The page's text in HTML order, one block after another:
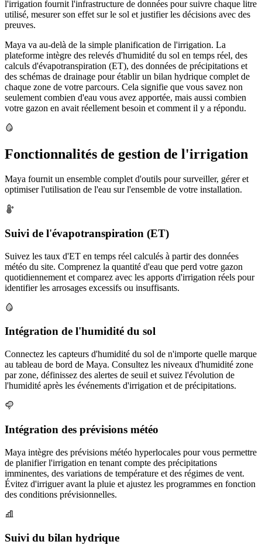
l'irrigation fournit l'infrastructure de données pour suivre chaque litre
utilisé, mesurer son effet sur le sol et justifier les décisions avec des
preuves.
Maya va au-delà de la simple planification de l'irrigation. La
plateforme intègre des relevés d'humidité du sol en temps réel, des
calculs d'évapotranspiration (ET), des données de précipitations et
des schémas de drainage pour établir un bilan hydrique complet de
chaque zone de votre parcours. Cela signifie que vous savez non
seulement combien d'eau vous avez apportée, mais aussi combien
votre gazon en avait réellement besoin et comment il y a répondu.
Fonctionnalités de gestion de l'irrigation
Maya fournit un ensemble complet d'outils pour surveiller, gérer et
optimiser l'utilisation de l'eau sur l'ensemble de votre installation.
Suivi de l'évapotranspiration (ET)
Suivez les taux d'ET en temps réel calculés à partir des données
météo du site. Comprenez la quantité d'eau que perd votre gazon
quotidiennement et comparez avec les apports d'irrigation réels pour
identifier les arrosages excessifs ou insuffisants.
Intégration de l'humidité du sol
Connectez les capteurs d'humidité du sol de n'importe quelle marque
au tableau de bord de Maya. Consultez les niveaux d'humidité zone
par zone, définissez des alertes de seuil et suivez l'évolution de
l'humidité après les événements d'irrigation et de précipitations.
Intégration des prévisions météo
Maya intègre des prévisions météo hyperlocales pour vous permettre
de planifier l'irrigation en tenant compte des précipitations
imminentes, des variations de température et des régimes de vent.
Évitez d'irriguer avant la pluie et ajustez les programmes en fonction
des conditions prévisionnelles.
Suivi du bilan hydrique